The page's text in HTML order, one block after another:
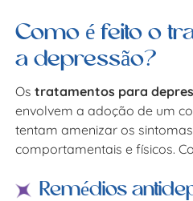
Como é feito o
a depressão?
Ostratamentos para
envolvem a adoção de um
tentam amenizar os
comportamentais e físicos.
Remédios